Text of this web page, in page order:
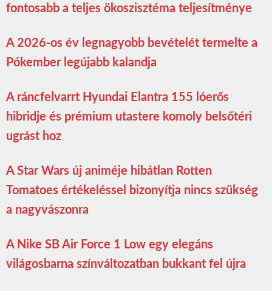
fontosabb a teljes ökoszisztéma teljesítménye
A 2026-os év legnagyobb bevételét termelte a
Pókember legújabb kalandja
A ráncfelvarrt Hyundai Elantra 155 lóerős
hibridje és prémium utastere komoly belsőtéri
ugrást hoz
A Star Wars új animéje hibátlan Rotten
Tomatoes értékeléssel bizonyítja nincs szükség
a nagyvászonra
A Nike SB Air Force 1 Low egy elegáns
világosbarna színváltozatban bukkant fel újra